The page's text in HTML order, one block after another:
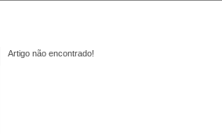
Artigo não encontrado!